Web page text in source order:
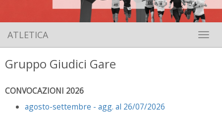
ATLETICA
Gruppo Giudici Gare
CONVOCAZIONI 2026
agosto-settembre - agg. al 26/07/2026